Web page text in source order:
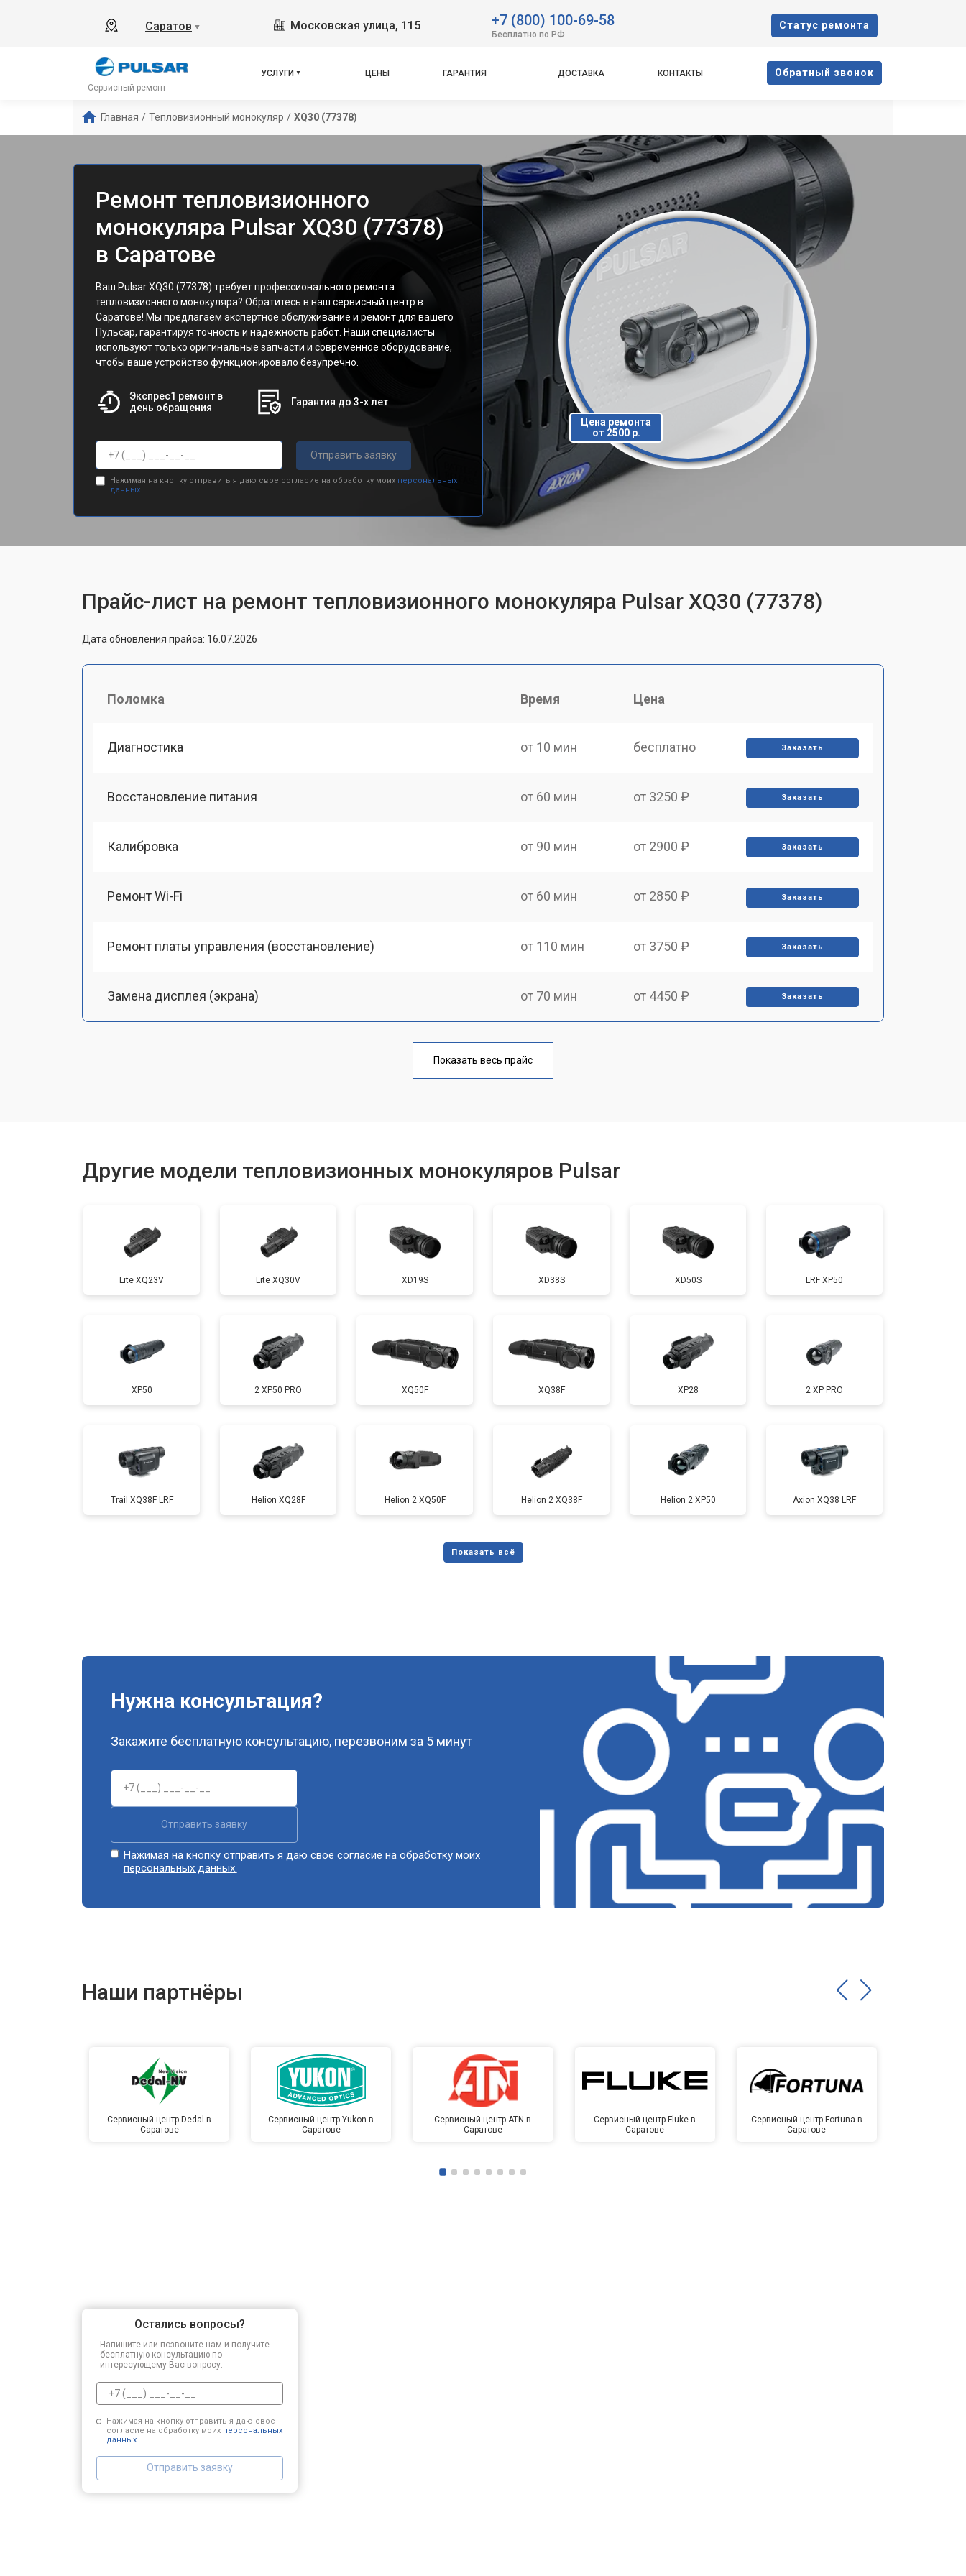
Саратов ▼ Московская улица, 115 +7 (800) 100-69-58
Бесплатно по РФ
Cтатус ремонта
Сервисный ремонт
УСЛУГИ ЦЕНЫ ГАРАНТИЯ ДОСТАВКА КОНТАКТЫ Oбратный звонок
Главная / Тепловизионный монокуляр / XQ30 (77378)
Ремонт тепловизионного
монокуляра Pulsar XQ30 (77378)
в Саратове
Ваш Pulsar XQ30 (77378) требует профессионального ремонта
тепловизионного монокуляра? Обратитесь в наш сервисный центр в
Саратове! Мы предлагаем экспертное обслуживание и ремонт для вашего
Пульсар, гарантируя точность и надежность работ. Наши специалисты
используют только оригинальные запчасти и современное оборудование,
чтобы ваше устройство функционировало безупречно.
Экспрес1 ремонт в
день обращения
Гарантия до 3-х лет
Отправить заявку
Нажимая на кнопку отправить я даю свое согласие на обработку моих персональных
данных.
Цена ремонта
от 2500 р.
Прайс-лист на ремонт тепловизионного монокуляра Pulsar XQ30 (77378)
Дата обновления прайса: 16.07.2026
Поломка Время Цена
Диагностика от 10 мин бесплатно Заказать
Восстановление питания от 60 мин от 3250 ₽ Заказать
Калибровка от 90 мин от 2900 ₽ Заказать
Ремонт Wi-Fi от 60 мин от 2850 ₽ Заказать
Ремонт платы управления (восстановление) от 110 мин от 3750 ₽ Заказать
Замена дисплея (экрана) от 70 мин от 4450 ₽ Заказать
от 80 мин
Показать весь прайс
Другие модели тепловизионных монокуляров Pulsar
Lite XQ23V Lite XQ30V XD19S XD38S XD50S LRF XP50
XP50 2 XP50 PRO XQ50F XQ38F XP28 2 XP PRO
Trail XQ38F LRF Helion XQ28F Helion 2 XQ50F Helion 2 XQ38F Helion 2 XP50 Axion XQ38 LRF
Нужна консультация?
Закажите бесплатную консультацию, перезвоним за 5 минут
Отправить заявку
Нажимая на кнопку отправить я даю свое согласие на обработку моих
персональных данных.
Наши партнёры
Сервисный центр Dedal в
Саратове
Сервисный центр Yukon в
Саратове
Сервисный центр ATN в
Саратове
Сервисный центр Fluke в
Саратове
Сервисный центр Fortuna в
Саратове
Остались вопросы?
Напишите или позвоните нам и получите
бесплатную консультацию по
интересующему Вас вопросу.
Нажимая на кнопку отправить я даю свое
согласие на обработку моих персональных
данных.
Отправить заявку